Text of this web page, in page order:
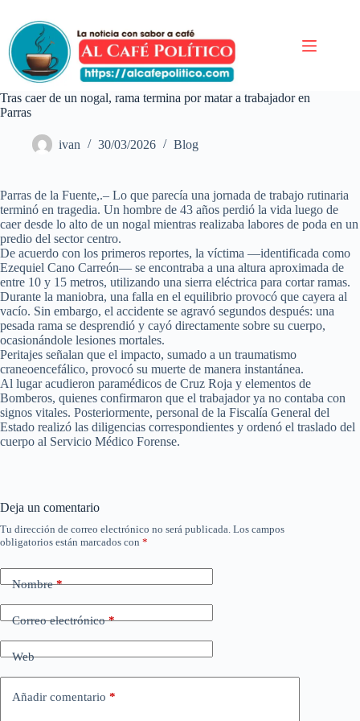
contenido
Tras caer de un nogal, rama termina por matar a trabajador en
Parras
ivan 30/03/2026 Blog
Parras de la Fuente,.– Lo que parecía una jornada de trabajo rutinaria
terminó en tragedia. Un hombre de 43 años perdió la vida luego de
caer desde lo alto de un nogal mientras realizaba labores de poda en un
predio del sector centro.
De acuerdo con los primeros reportes, la víctima —identificada como
Ezequiel Cano Carreón— se encontraba a una altura aproximada de
entre 10 y 15 metros, utilizando una sierra eléctrica para cortar ramas.
Durante la maniobra, una falla en el equilibrio provocó que cayera al
vacío. Sin embargo, el accidente se agravó segundos después: una
pesada rama se desprendió y cayó directamente sobre su cuerpo,
ocasionándole lesiones mortales.
Peritajes señalan que el impacto, sumado a un traumatismo
craneoencefálico, provocó su muerte de manera instantánea.
Al lugar acudieron paramédicos de Cruz Roja y elementos de
Bomberos, quienes confirmaron que el trabajador ya no contaba con
signos vitales. Posteriormente, personal de la Fiscalía General del
Estado realizó las diligencias correspondientes y ordenó el traslado del
cuerpo al Servicio Médico Forense.
Deja un comentario
Tu dirección de correo electrónico no será publicada. Los campos
obligatorios están marcados con *
Nombre*
Correo electrónico*
Web
Añadir comentario *